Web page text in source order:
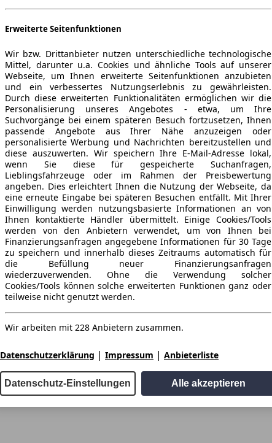
Erweiterte Seitenfunktionen
Wir bzw. Drittanbieter nutzen unterschiedliche technologische
Mittel, darunter u.a. Cookies und ähnliche Tools auf unserer
Webseite, um Ihnen erweiterte Seitenfunktionen anzubieten
und ein verbessertes Nutzungserlebnis zu gewährleisten.
Durch diese erweiterten Funktionalitäten ermöglichen wir die
Personalisierung unseres Angebotes - etwa, um Ihre
Suchvorgänge bei einem späteren Besuch fortzusetzen, Ihnen
passende Angebote aus Ihrer Nähe anzuzeigen oder
personalisierte Werbung und Nachrichten bereitzustellen und
diese auszuwerten. Wir speichern Ihre E-Mail-Adresse lokal,
wenn Sie diese für gespeicherte Suchanfragen,
Lieblingsfahrzeuge oder im Rahmen der Preisbewertung
angeben. Dies erleichtert Ihnen die Nutzung der Webseite, da
eine erneute Eingabe bei späteren Besuchen entfällt. Mit Ihrer
Einwilligung werden nutzungsbasierte Informationen an von
Ihnen kontaktierte Händler übermittelt. Einige Cookies/Tools
werden von den Anbietern verwendet, um von Ihnen bei
Finanzierungsanfragen angegebene Informationen für 30 Tage
zu speichern und innerhalb dieses Zeitraums automatisch für
die Befüllung neuer Finanzierungsanfragen
wiederzuverwenden. Ohne die Verwendung solcher
Cookies/Tools können solche erweiterten Funktionen ganz oder
teilweise nicht genutzt werden.
Wir arbeiten mit 228 Anbietern zusammen.
Datenschutzerklärung | Impressum | Anbieterliste
Datenschutz-Einstellungen Alle akzeptieren